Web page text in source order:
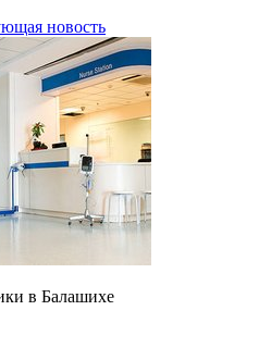
новость
в Балашихе